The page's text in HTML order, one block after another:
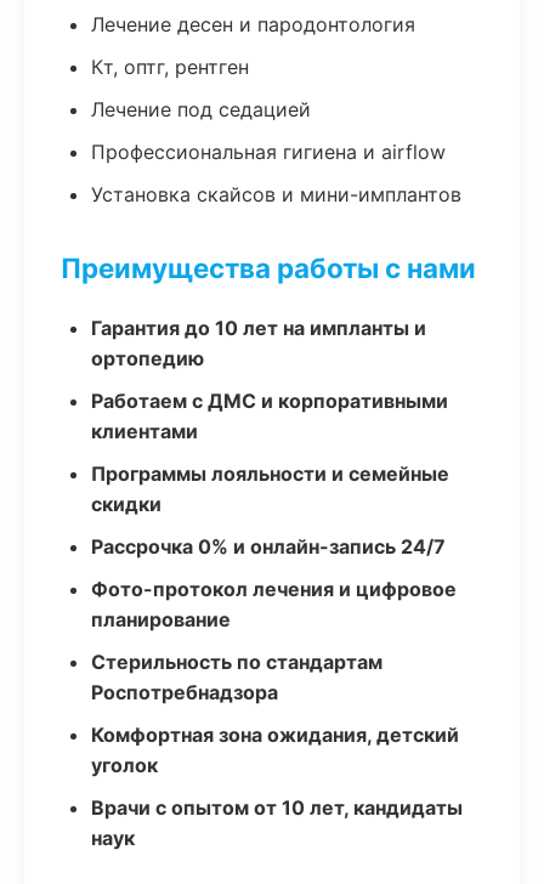
Лечение десен и пародонтология
Кт, оптг, рентген
Лечение под седацией
Профессиональная гигиена и airflow
Установка скайсов и мини-имплантов
Преимущества работы с нами
Гарантия до 10 лет на импланты и
ортопедию
Работаем с ДМС и корпоративными
клиентами
Программы лояльности и семейные
скидки
Рассрочка 0% и онлайн-запись 24/7
Фото-протокол лечения и цифровое
планирование
Стерильность по стандартам
Роспотребнадзора
Комфортная зона ожидания, детский
уголок
Врачи с опытом от 10 лет, кандидаты
наук